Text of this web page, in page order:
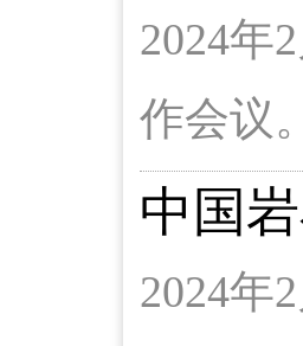
2024年
作会议
中国
2024年